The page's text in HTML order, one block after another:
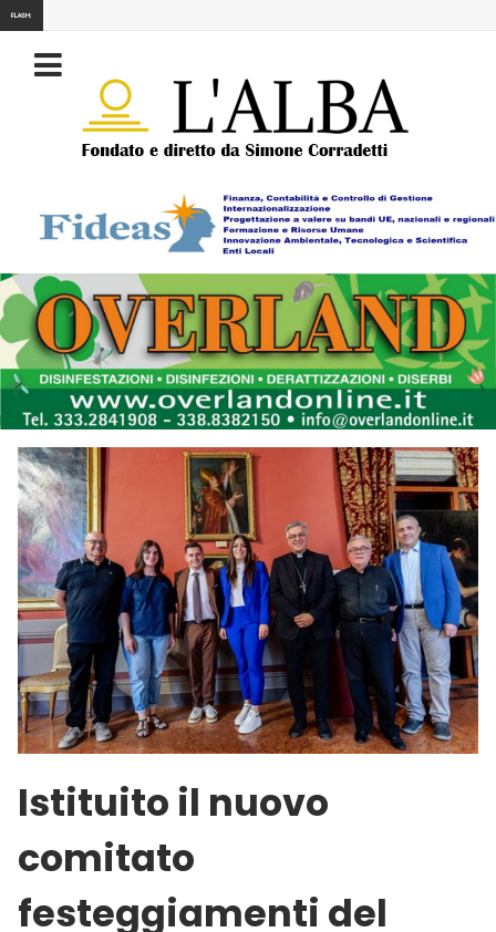
FLASH:
Istituito il nuovo
comitato
festeggiamenti del